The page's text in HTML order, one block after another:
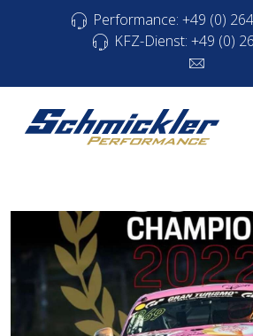
Performance: +49 (0)
KFZ-Dienst: +49 (0)